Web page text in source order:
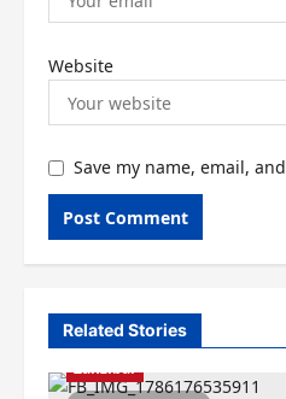
Website
Save my name, email,
Related Stories
Zanzibar